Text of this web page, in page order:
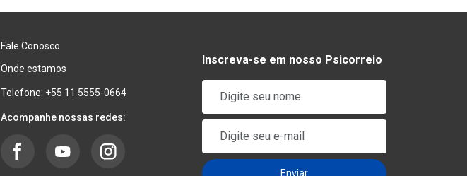
Fale Conosco
Onde estamos
Telefone: +55 11 5555-0664
Acompanhe nossas redes:
Inscreva-se em nosso Psicorreio